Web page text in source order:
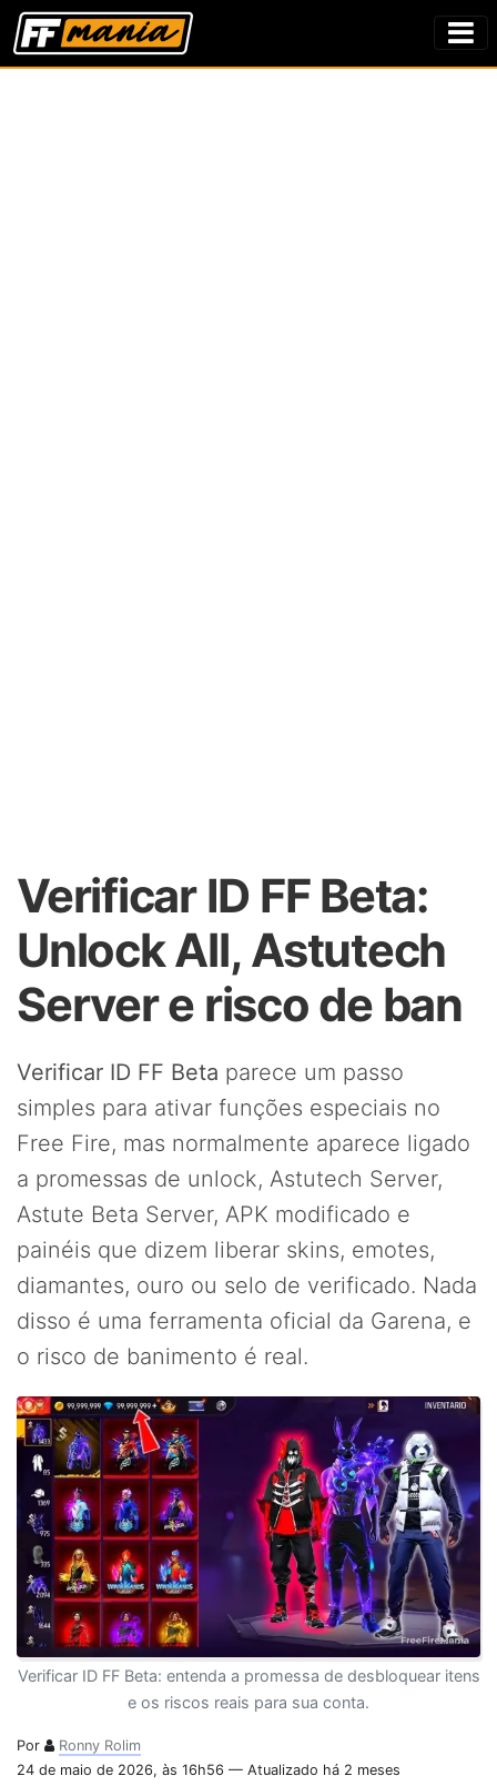
Verificar ID FF Beta:
Unlock All, Astutech
Server e risco de ban
Verificar ID FF Beta parece um passo
simples para ativar funções especiais no
Free Fire, mas normalmente aparece ligado
a promessas de unlock, Astutech Server,
Astute Beta Server, APK modificado e
painéis que dizem liberar skins, emotes,
diamantes, ouro ou selo de verificado. Nada
disso é uma ferramenta oficial da Garena, e
o risco de banimento é real.
Verificar ID FF Beta: entenda a promessa de desbloquear itens
e os riscos reais para sua conta.
Por
Ronny Rolim
24 de maio de 2026, às 16h56 — Atualizado há 2 meses